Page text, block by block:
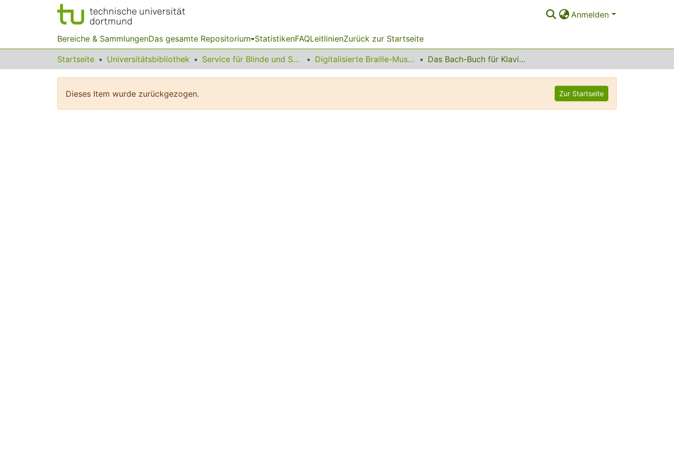
Anmelden
Bereiche & SammlungenDas gesamte Repositorium StatistikenFAQLeitlinienZurück zur Startseite
Startseite Universitätsbibliothek Service für Blinde und Sehbehinderte Digitalisierte Braille-Musik-Matrizen des VzfB Das Bach-Buch für Klavierspieler
Dieses Item wurde zurückgezogen. Zur Startseite